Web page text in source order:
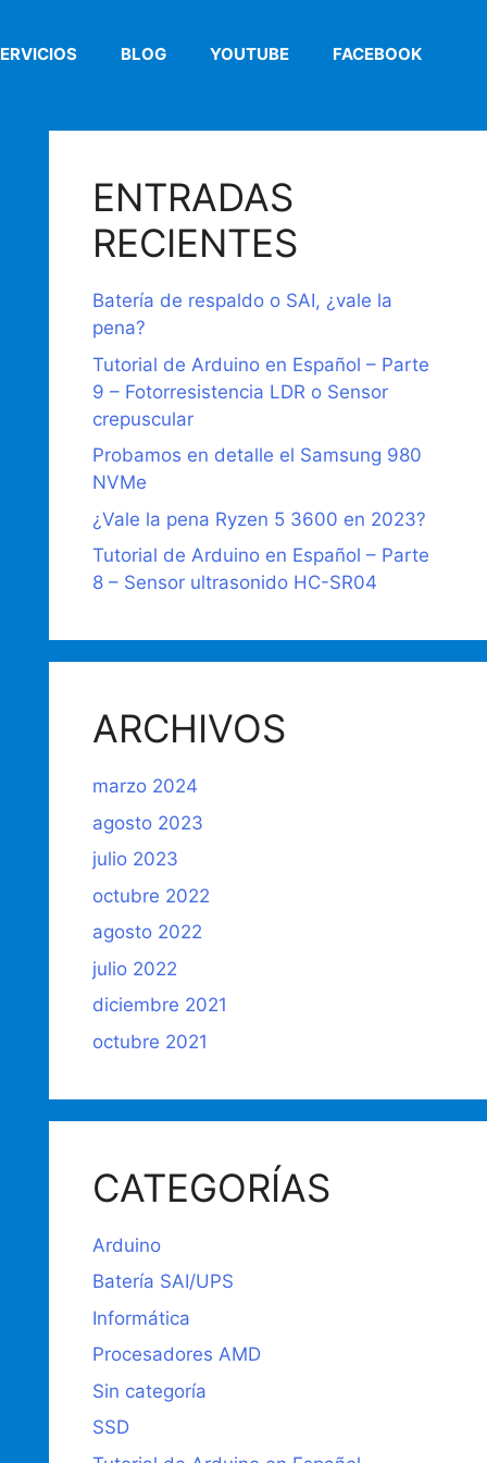
BLOG YOUTUBE FACEBOOK
ENTRADAS
RECIENTES
Batería de respaldo o SAI, ¿vale la
pena?
Tutorial de Arduino en Español – Parte
9 – Fotorresistencia LDR o Sensor
crepuscular
Probamos en detalle el Samsung 980
NVMe
¿Vale la pena Ryzen 5 3600 en 2023?
Tutorial de Arduino en Español – Parte
8 – Sensor ultrasonido HC-SR04
ARCHIVOS
marzo 2024
agosto 2023
julio 2023
octubre 2022
agosto 2022
julio 2022
diciembre 2021
octubre 2021
CATEGORÍAS
Arduino
Batería SAI/UPS
Informática
Procesadores AMD
Sin categoría
SSD